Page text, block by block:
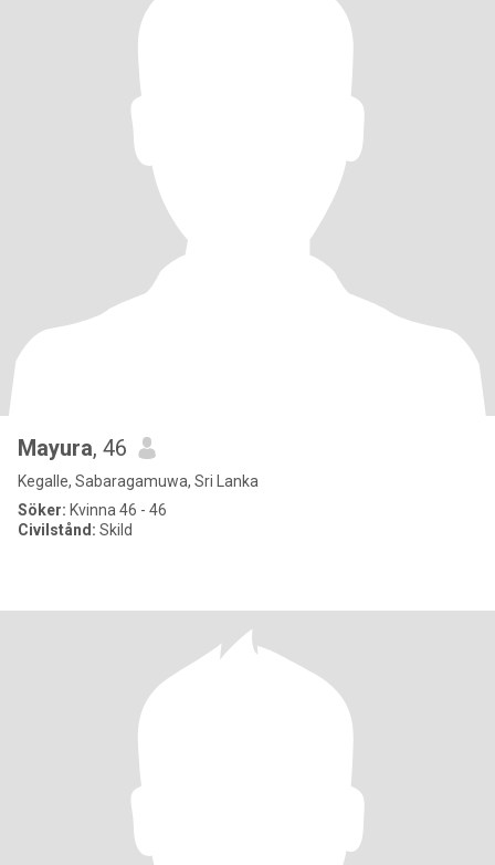
Mayura, 46
Kegalle, Sabaragamuwa, Sri Lanka
Söker: Kvinna 46 - 46
Civilstånd: Skild